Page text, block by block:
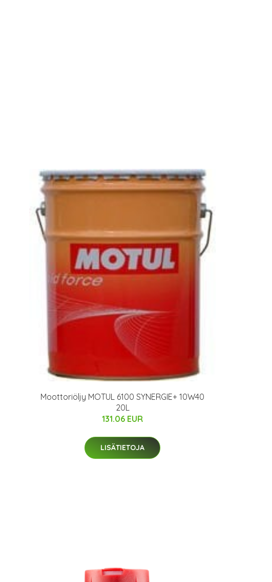
Moottoriöljy MOTUL 6100 SYNERGIE+ 10W40
20L
131.06 EUR
LISÄTIETOJA